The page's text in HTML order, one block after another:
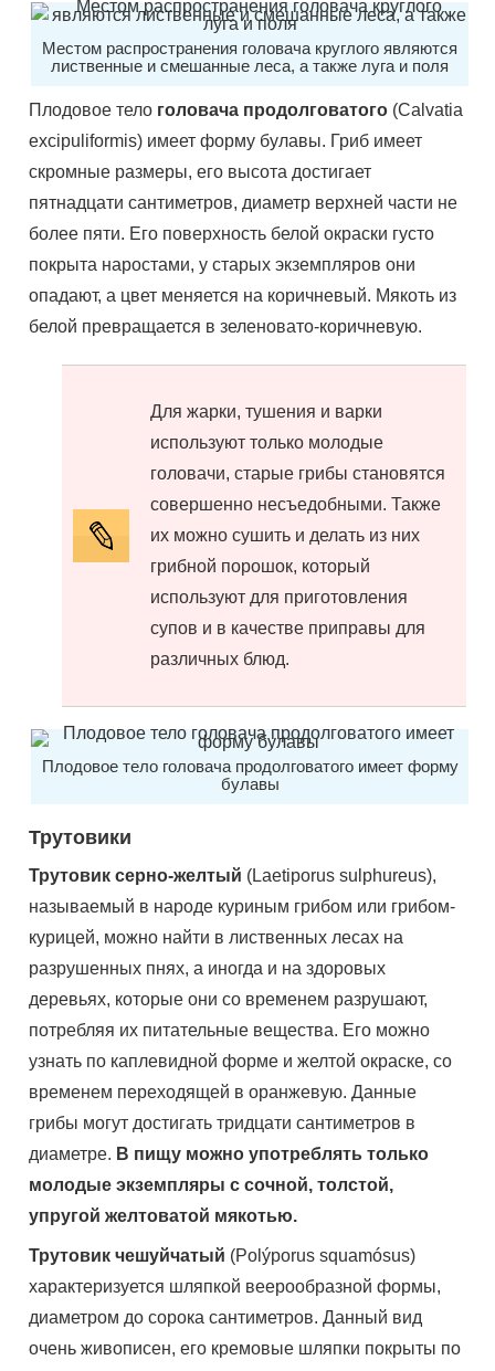
Местом распространения головача круглого являются
лиственные и смешанные леса, а также луга и поля
Плодовое тело головача продолговатого (Calvatia
excipuliformis) имеет форму булавы. Гриб имеет
скромные размеры, его высота достигает
пятнадцати сантиметров, диаметр верхней части не
более пяти. Его поверхность белой окраски густо
покрыта наростами, у старых экземпляров они
опадают, а цвет меняется на коричневый. Мякоть из
белой превращается в зеленовато-коричневую.
Для жарки, тушения и варки
используют только молодые
головачи, старые грибы становятся
совершенно несъедобными. Также
их можно сушить и делать из них
грибной порошок, который
используют для приготовления
супов и в качестве приправы для
различных блюд.
Плодовое тело головача продолговатого имеет форму
булавы
Трутовики
Трутовик серно-желтый (Laetiporus sulphureus),
называемый в народе куриным грибом или грибом-
курицей, можно найти в лиственных лесах на
разрушенных пнях, а иногда и на здоровых
деревьях, которые они со временем разрушают,
потребляя их питательные вещества. Его можно
узнать по каплевидной форме и желтой окраске, со
временем переходящей в оранжевую. Данные
грибы могут достигать тридцати сантиметров в
диаметре. В пищу можно употреблять только
молодые экземпляры с сочной, толстой,
упругой желтоватой мякотью.
Трутовик чешуйчатый (Polýporus squamósus)
характеризуется шляпкой веерообразной формы,
диаметром до сорока сантиметров. Данный вид
очень живописен, его кремовые шляпки покрыты по